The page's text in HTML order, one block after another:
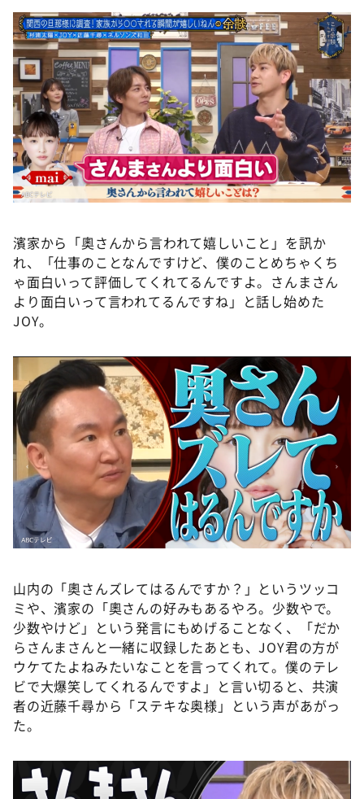
濱家から「奧さんから言われて嬉しいこと」を訊か
れ、「仕事のことなんですけど、僕のことめちゃくち
ゃ面白いって評価してくれてるんですよ。さんまさん
より面白いって言われてるんですね」と話し始めた
JOY。
山内の「奧さんズレてはるんですか？」というツッコ
ミや、濱家の「奧さんの好みもあるやろ。少数やで。
少数やけど」という発言にもめげることなく、「だか
らさんまさんと一緒に収録したあとも、JOY君の方が
ウケてたよねみたいなことを言ってくれて。僕のテレ
ビで大爆笑してくれるんですよ」と言い切ると、共演
者の近藤千尋から「ステキな奥様」という声があがっ
た。